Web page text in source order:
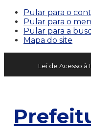
Pular para o
Pular para o
Pular para a
Mapa do site
Lei de Acesso à